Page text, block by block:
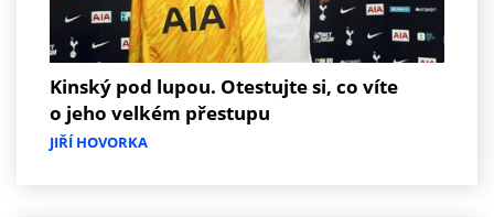
Kinský pod lupou. Otestujte si, co víte
o jeho velkém přestupu
JIŘÍ HOVORKA